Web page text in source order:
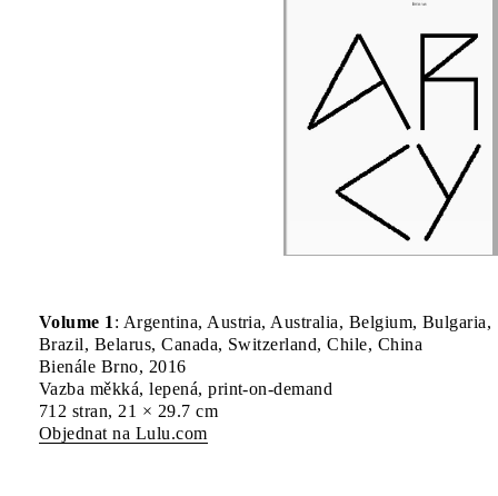
Volume 1 : Argentina, Austria, Australia, Belgium, Bulgaria,
Brazil, Belarus, Canada, Switzerland, Chile, China
Bienále Brno, 2016
Vazba měkká, lepená, print-on-demand
712 stran, 21 × 29.7 cm
Objednat na Lulu.com